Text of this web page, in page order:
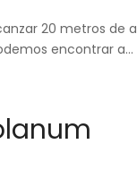
20 metros de
encontrar a…